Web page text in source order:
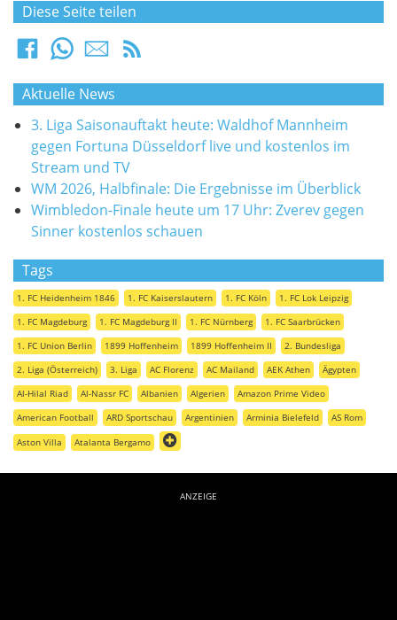
Diese Seite teilen
Aktuelle News
3. Liga Saisonauftakt heute: Waldhof Mannheim
gegen Fortuna Düsseldorf live und kostenlos im
Stream und TV
WM 2026, Halbfinale: Die Ergebnisse im Überblick
Wimbledon-Finale heute um 17 Uhr: Zverev gegen
Sinner kostenlos schauen
Tags
1. FC Heidenheim 1846 1. FC Kaiserslautern 1. FC Köln
1. FC Lok Leipzig
1. FC Magdeburg
1. FC Magdeburg II 1. FC Nürnberg
1. FC Saarbrücken
1. FC Union Berlin
1899 Hoffenheim 1899 Hoffenheim II
2. Bundesliga
2. Liga (Österreich)
3. Liga AC Florenz AC Mailand AEK Athen
Ägypten
Al-Hilal Riad
Al-Nassr FC Albanien Algerien
Amazon Prime Video
American Football
ARD Sportschau Argentinien Arminia Bielefeld
AS Rom
Aston Villa
Atalanta Bergamo
ANZEIGE